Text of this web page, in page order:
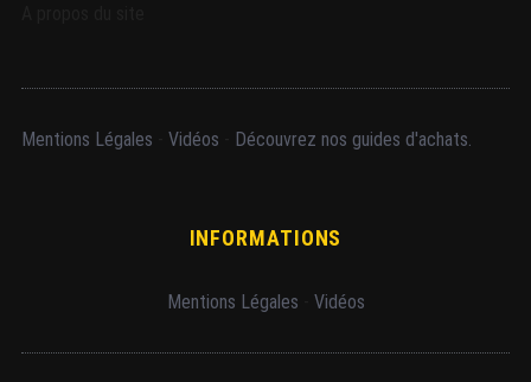
Mentions Légales Vidéos Découvrez nos guides d'achats.
INFORMATIONS
Mentions Légales Vidéos